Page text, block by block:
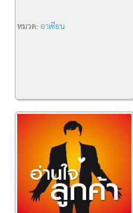
หมวด:อาเซียน